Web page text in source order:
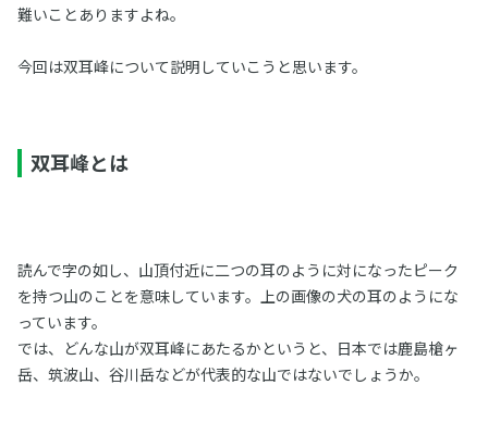
難いことありますよね。
今回は双耳峰について説明していこうと思います。
双耳峰とは
読んで字の如し、山頂付近に二つの耳のように対になったピーク
を持つ山のことを意味しています。上の画像の犬の耳のようにな
っています。
では、どんな山が双耳峰にあたるかというと、日本では鹿島槍ヶ
岳、筑波山、谷川岳などが代表的な山ではないでしょうか。